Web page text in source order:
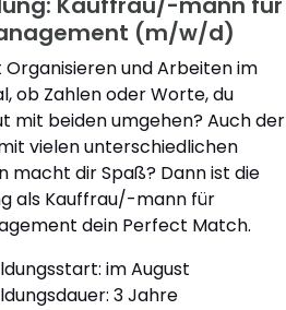
(m/w/d)
Organisieren und Arbeiten im
ob Zahlen oder Worte, du
mit beiden umgehen? Auch der
vielen unterschiedlichen
macht dir Spaß? Dann ist die
als Kauffrau/-mann für
dein Perfect Match.
im August
3 Jahre